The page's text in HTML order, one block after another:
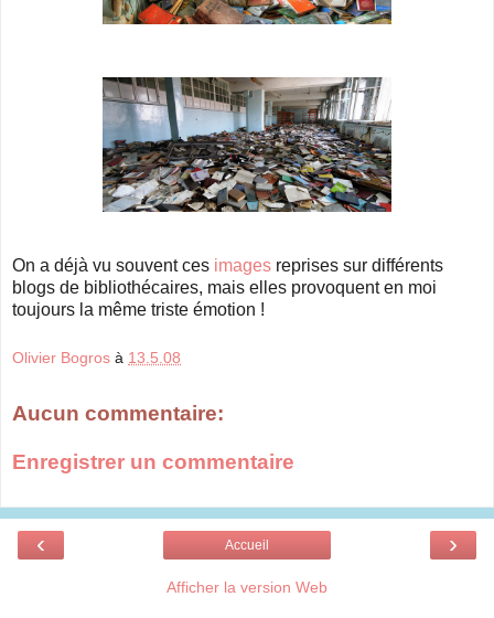
On a déjà vu souvent ces images reprises sur différents
blogs de bibliothécaires, mais elles provoquent en moi
toujours la même triste émotion !
Olivier Bogros à 13.5.08
Aucun commentaire:
Enregistrer un commentaire
‹ ›
Accueil
Afficher la version Web